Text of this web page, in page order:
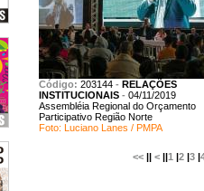
Código: 203144 - RELAÇÕES
INSTITUCIONAIS - 04/11/2019
Assembléia Regional do Orçamento
Participativo Região Norte
Foto: Luciano Lanes / PMPA
<< ||< ||1 |2 |3 |